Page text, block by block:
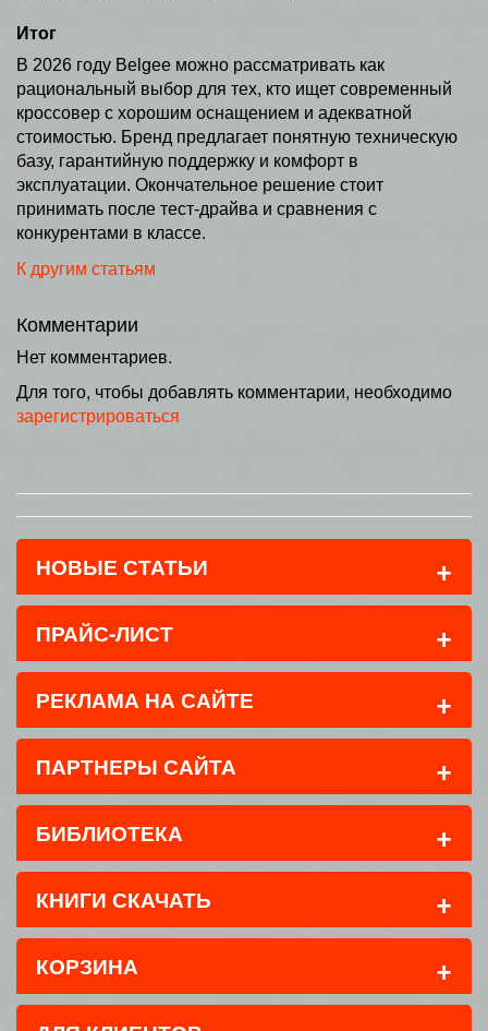
Итог
В 2026 году Belgee можно рассматривать как
рациональный выбор для тех, кто ищет современный
кроссовер с хорошим оснащением и адекватной
стоимостью. Бренд предлагает понятную техническую
базу, гарантийную поддержку и комфорт в
эксплуатации. Окончательное решение стоит
принимать после тест-драйва и сравнения с
конкурентами в классе.
К другим статьям
Комментарии
Нет комментариев.
Для того, чтобы добавлять комментарии, необходимо
зарегистрироваться
НОВЫЕ СТАТЬИ +
ПРАЙС-ЛИСТ +
РЕКЛАМА НА САЙТЕ +
ПАРТНЕРЫ САЙТА +
БИБЛИОТЕКА +
КНИГИ СКАЧАТЬ +
КОРЗИНА +